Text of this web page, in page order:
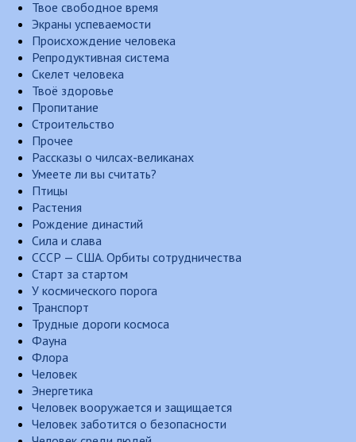
Твое свободное время
Экраны успеваемости
Происхождение человека
Репродуктивная система
Скелет человека
Твоё здоровье
Пропитание
Строительство
Прочее
Рассказы о чилсах-великанах
Умеете ли вы считать?
Птицы
Растения
Рождение династий
Сила и слава
СССР — США. Орбиты сотрудничества
Старт за стартом
У космического порога
Транспорт
Трудные дороги космоса
Фауна
Флора
Человек
Энергетика
Человек вооружается и защищается
Человек заботится о безопасности